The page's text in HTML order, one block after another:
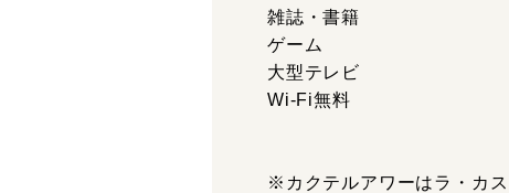
雑誌・書籍
ゲーム
大型テレビ
Wi-Fi無料
※カクテルアワーはラ・カ